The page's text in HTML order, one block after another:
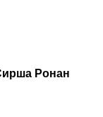
Ронан